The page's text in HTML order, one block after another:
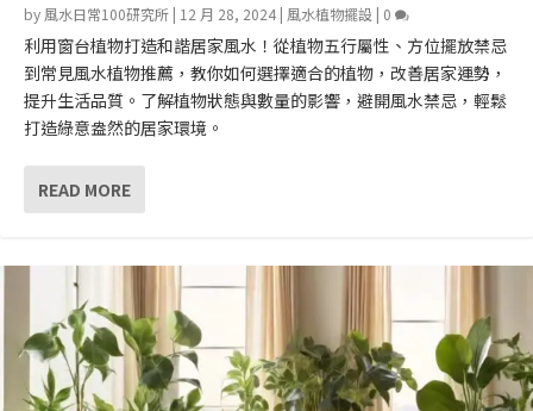
by 風水日常100研究所 | 12 月 28, 2024 | 風水植物擺設 | 0
利用窗台植物打造和諧居家風水！從植物五行屬性、方位擺放禁忌
到常見風水植物推薦，教你如何選擇適合的植物，改善居家運勢，
提升生活品質。了解植物狀態與數量的影響，避開風水禁忌，輕鬆
打造綠意盎然的居家環境。
READ MORE